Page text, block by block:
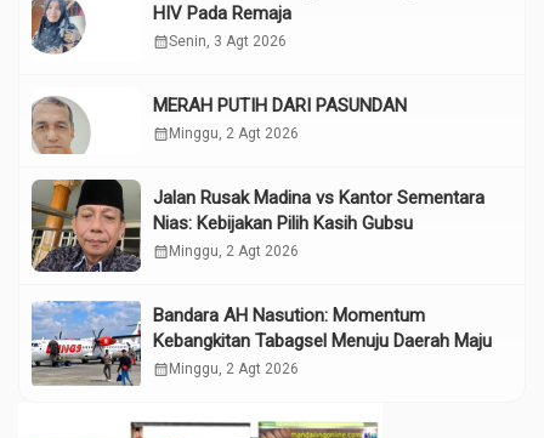
HIV Pada Remaja
calendar_monthSenin, 3 Agt 2026
MERAH PUTIH DARI PASUNDAN
calendar_month Minggu, 2 Agt 2026
Jalan Rusak Madina vs Kantor Sementara
Nias: Kebijakan Pilih Kasih Gubsu
calendar_month Minggu, 2 Agt 2026
Bandara AH Nasution: Momentum
Kebangkitan Tabagsel Menuju Daerah Maju
calendar_month Minggu, 2 Agt 2026